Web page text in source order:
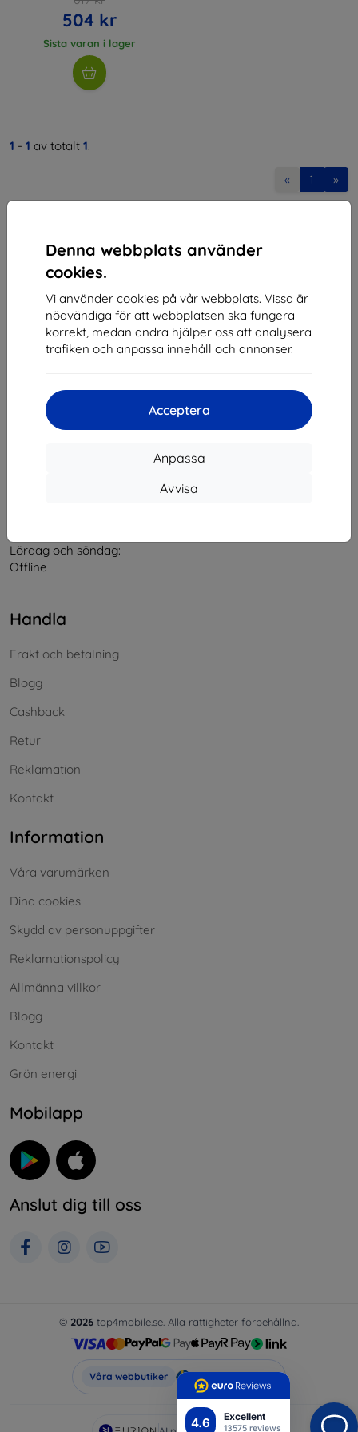
4.6 Excellent
13575 reviews
Denna webbplats använder
cookies.
Vi använder cookies på vår webbplats. Vissa är
nödvändiga för att webbplatsen ska fungera
korrekt, medan andra hjälper oss att analysera
trafiken och anpassa innehåll och annonser.
Acceptera
Anpassa
Avvisa
504 kr
Sista varan i lager
1 - 1 av totalt 1.
« 1 »
Shield-SK s.r.o.
Organisationsnummer:46701494
Momsregistreringsnummer:SK2023549671
Kontakt
Lördag och söndag:
Offline
Handla
Frakt och betalning
Blogg
Cashback
Retur
Reklamation
Kontakt
Information
Våra varumärken
Dina cookies
Skydd av personuppgifter
Reklamationspolicy
Allmänna villkor
Blogg
Kontakt
Grön energi
Mobilapp
Anslut dig till oss
© 2026 top4mobile.se. Alla rättigheter förbehållna.
Våra webbutiker Top4Mobile.se